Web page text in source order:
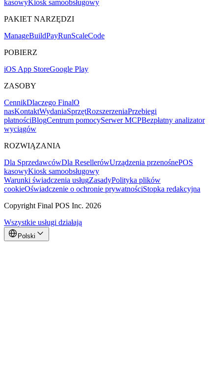
kasowyKiosk samoobsługowy
PAKIET NARZĘDZI
ManageBuildPayRunScaleCode
POBIERZ
iOS App StoreGoogle Play
ZASOBY
CennikDlaczego FinalO
nasKontaktWydaniaSprzętRozszerzeniaPrzebiegi
płatnościBlogCentrum pomocySerwer MCPBezpłatny analizator
wyciągów
ROZWIĄZANIA
Dla SprzedawcówDla ResellerówUrządzenia przenośnePOS
kasowyKiosk samoobsługowy
Warunki świadczenia usługZasadyPolityka plików
cookieOświadczenie o ochronie prywatnościStopka redakcyjna
Copyright Final POS Inc. 2026
Wszystkie usługi działają
Polski